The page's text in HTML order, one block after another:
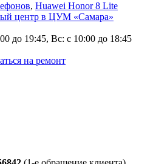
, Huawei Honor 8 Lite
центр в ЦУМ «Самара»
до 19:45, Вс: с 10:00 до 18:45
на ремонт